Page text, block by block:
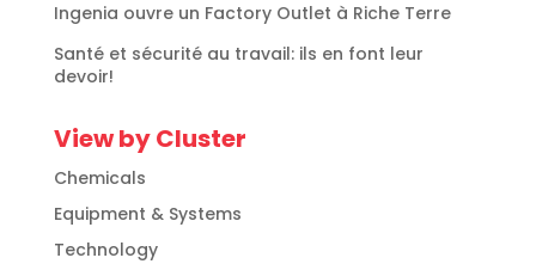
Ingenia ouvre un Factory Outlet à Riche Terre
Santé et sécurité au travail: ils en font leur
devoir!
View by Cluster
Chemicals
Equipment & Systems
Technology